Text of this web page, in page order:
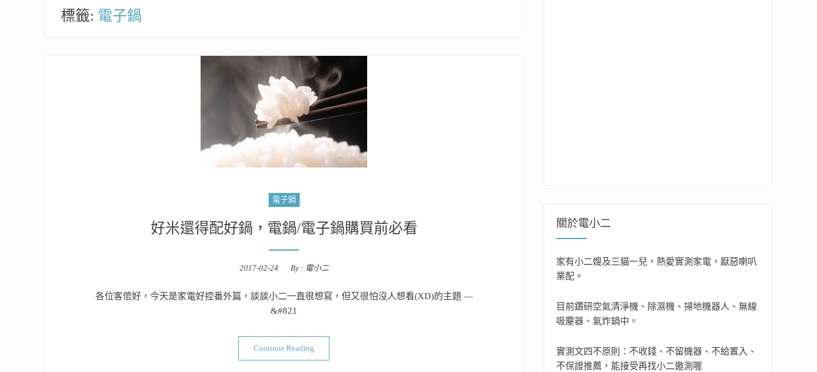
標籤: 電子鍋
電子鍋
好米還得配好鍋，電鍋/電子鍋購買前必看
Posted
2017-02-24 By : 電小二
各位客倌好，今天是家電好控番外篇，談談小二一直很想寫，但又很怕沒人想看(XD)的主題 —
&#821
Continue Reading
關於電小二
家有小二嫂及三貓一兒，熱愛實測家電，厭惡喇叭
業配。
目前鑽研空氣清淨機、除濕機、掃地機器人、無線
吸塵器、氣炸鍋中。
實測文四不原則：不收錢、不留機器、不給置入、
不保證推薦，能接受再找小二邀測喔